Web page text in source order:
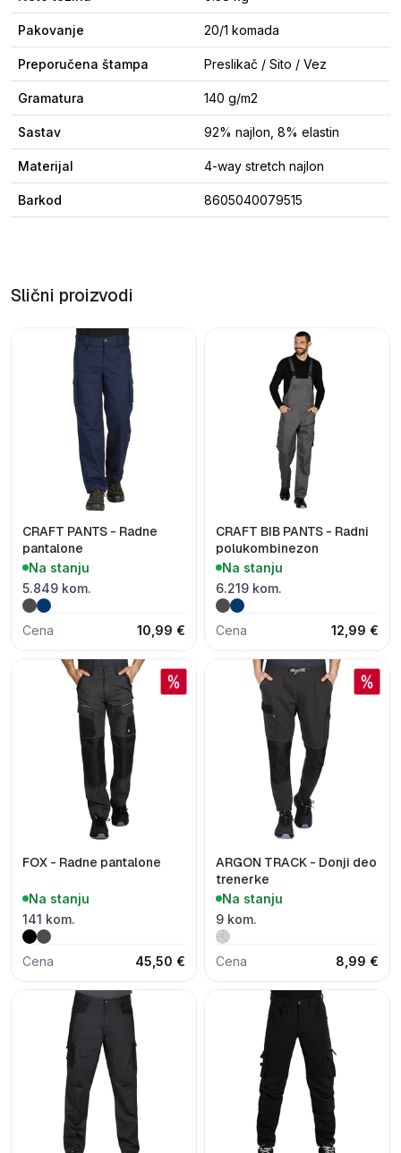
Pakovanje 20/1 komada
Preporučena štampa Preslikač / Sito / Vez
Gramatura 140 g/m2
Sastav 92% najlon, 8% elastin
Materijal 4-way stretch najlon
Barkod 8605040079515
Slični proizvodi
CRAFT PANTS - Radne
pantalone
Na stanju
5.849 kom.
Cena 10,99 €
CRAFT BIB PANTS - Radni
polukombinezon
Na stanju
6.219 kom.
Cena 12,99 €
FOX - Radne pantalone
Na stanju
141 kom.
Cena 45,50 €
ARGON TRACK - Donji deo
trenerke
Na stanju
9 kom.
Cena 8,99 €